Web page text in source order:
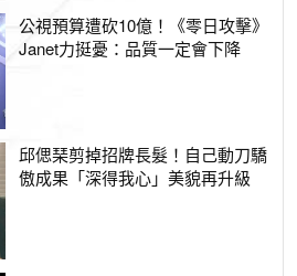
公視預算遭砍10億！《零日攻擊》
Janet力挺憂：品質一定會下降
邱偲琹剪掉招牌長髮！自己動刀驕
傲成果「深得我心」美貌再升級